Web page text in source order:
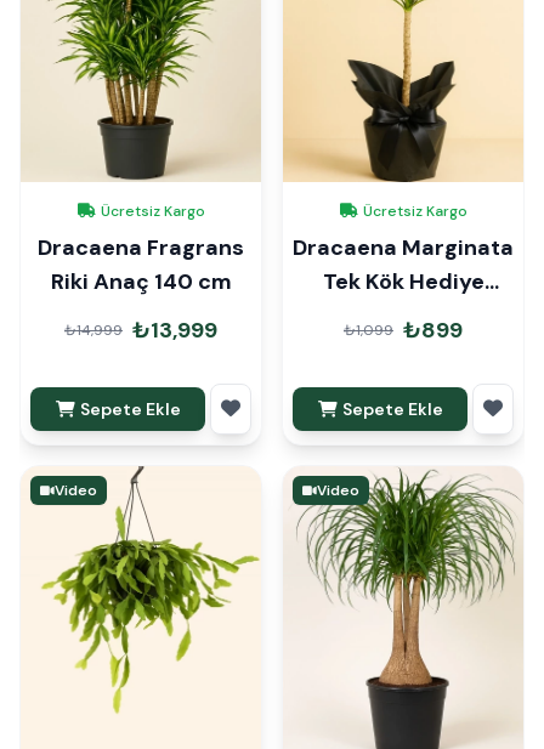
Ücretsiz Kargo
Dracaena Fragrans
Riki Anaç 140 cm
₺14,999 ₺13,999
Sepete Ekle
Ücretsiz Kargo
Dracaena Marginata
Tek Kök Hediye
Paketli
₺1,099 ₺899
Sepete Ekle
Video Video